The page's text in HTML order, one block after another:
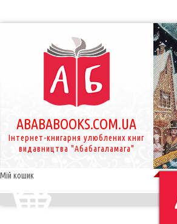
ABABABOOKS.COM.UA
Інтернет-книгарня улюблених книг
видавництва "Абабагаламага"
Мій кошик